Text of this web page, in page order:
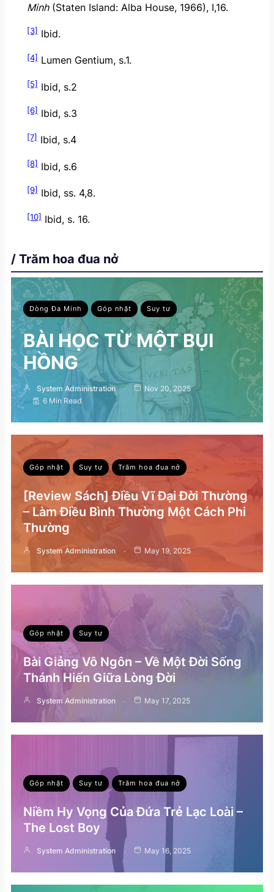
Minh(Staten Island: Alba House, 1966), I,16.
[3]Ibid.
[4]Lumen Gentium, s.1.
[5]Ibid, s.2
[6]Ibid, s.3
[7]Ibid, s.4
[8]Ibid, s.6
[9]Ibid, ss. 4,8.
[10]Ibid, s. 16.
/ Trăm hoa đua nở
Dòng Đa Minh Góp nhặt Suy tư
BÀI HỌC TỪ MỘT BỤI
HỒNG
System Administration
Nov 20, 2025
6 Min Read
Góp nhặt Suy tư Trăm hoa đua nở
[Review Sách] Điều Vĩ Đại Đời Thường
– Làm Điều Bình Thường Một Cách Phi
Thường
System Administration May 19, 2025
Góp nhặt Suy tư
Bài Giảng Vô Ngôn – Về Một Đời Sống
Thánh Hiến Giữa Lòng Đời
System Administration May 17, 2025
Góp nhặt Suy tư Trăm hoa đua nở
Niềm Hy Vọng Của Đứa Trẻ Lạc Loài –
The Lost Boy
System Administration May 16, 2025